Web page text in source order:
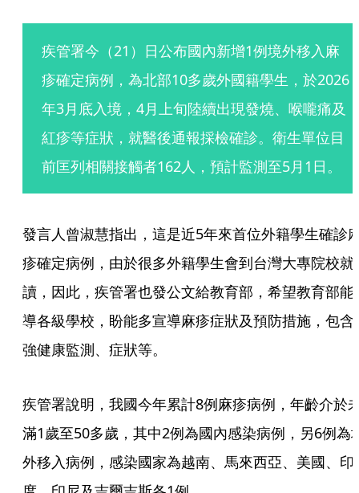
疾管署今（21）日公布國內新增1例境外移入麻
疹確定病例，為北部10多歲外國籍學生，於2026
年3月底入境，4月上旬陸續出現發燒、喉嚨痛及
紅疹等症狀，就醫後通報採檢確診。衛生單位目
前匡列相關接觸者162人，預計監測至5月1日。
發言人曾淑慧指出，這是近5年來首位外籍學生確診
疹確定病例，由於很多外籍學生會到台灣大專院校就
讀，因此，疾管署也發公文給教育部，希望教育部能
導各級學校，盼能多宣導麻疹症狀及預防措施，包含
強健康監測、症狀等。
疾管署說明，我國今年累計8例麻疹病例，年齡介於
滿1歲至50多歲，其中2例為國內感染病例，另6例為
外移入病例，感染國家為越南、馬來西亞、美國、印